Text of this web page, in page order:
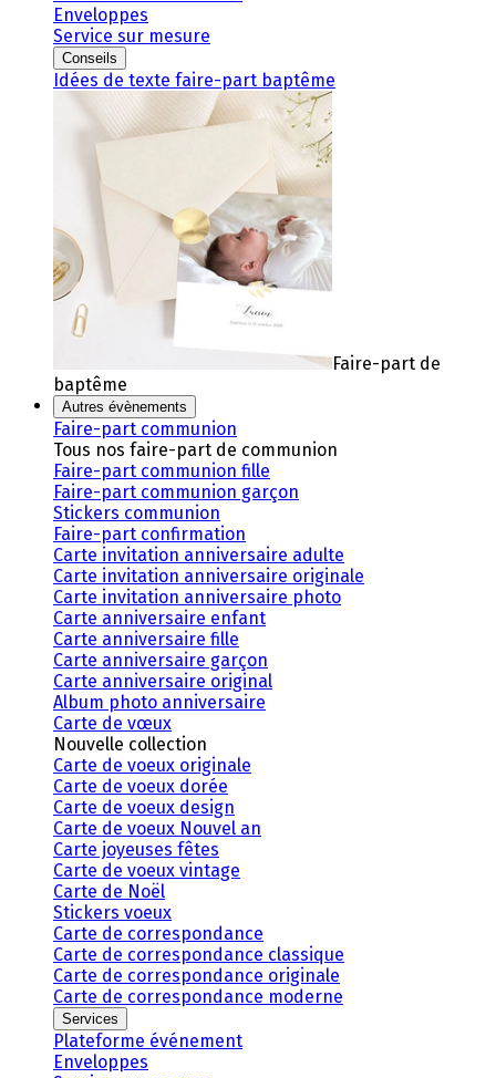
Enveloppes
Service sur mesure
Conseils
Idées de texte faire-part baptême
Faire-part de
baptême
Autres évènements
Faire-part communion
Tous nos faire-part de communion
Faire-part communion fille
Faire-part communion garçon
Stickers communion
Faire-part confirmation
Carte invitation anniversaire adulte
Carte invitation anniversaire originale
Carte invitation anniversaire photo
Carte anniversaire enfant
Carte anniversaire fille
Carte anniversaire garçon
Carte anniversaire original
Album photo anniversaire
Carte de vœux
Nouvelle collection
Carte de voeux originale
Carte de voeux dorée
Carte de voeux design
Carte de voeux Nouvel an
Carte joyeuses fêtes
Carte de voeux vintage
Carte de Noël
Stickers voeux
Carte de correspondance
Carte de correspondance classique
Carte de correspondance originale
Carte de correspondance moderne
Services
Plateforme événement
Enveloppes